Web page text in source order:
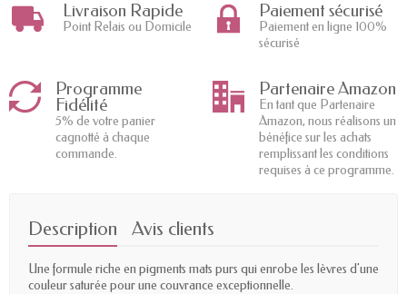
Livraison Rapide
Point Relais ou Domicile
Paiement sécurisé
Paiement en ligne 100%
sécurisé
Programme
Fidélité
5% de votre panier
cagnotté à chaque
commande.
Partenaire Amazon
En tant que Partenaire
Amazon, nous réalisons un
bénéfice sur les achats
remplissant les conditions
requises à ce programme.
Description Avis clients
Une formule riche en pigments mats purs qui enrobe les lèvres d'une
couleur saturée pour une couvrance exceptionnelle.